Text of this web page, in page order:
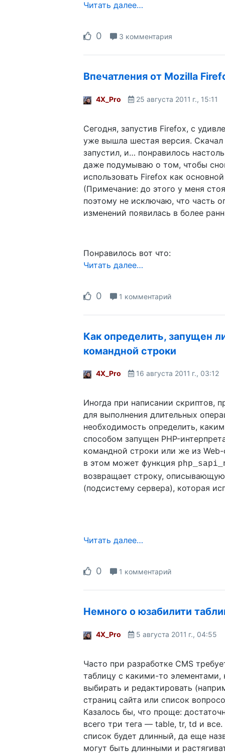
Читать далее…
0 3 комментария
Впечатления от Mozilla
4X_Pro 25 августа 2011 г., 15:11
Сегодня, запустив Firefox, с
уже вышла шестая версия. Скачал
запустил, и… понравилось
даже подумываю о том, чтобы
использовать Firefox как
(Примечание: до этого у меня
поэтому не исключаю, что часть
изменений появилась в более
Понравилось вот что:
Читать далее…
0 1 комментарий
Как определить, запущен
командной строки
4X_Pro 16 августа 2011 г., 03:12
Иногда при написании скриптов,
для выполнения длительных
необходимость определить,
способом запущен PHP-
командной строки или же из
в этом может функция
возвращает строку, описывающую
(подсистему сервера), которая
Читать далее…
0 1 комментарий
Немного о юзабилити
4X_Pro 5 августа 2011 г., 04:55
Часто при разработке CMS
таблицу с какими-то
выбирать и редактировать
страниц сайта или список
Казалось бы, что проще:
всего три тега — table, tr, td и
список будет длинный, да еще
могут быть длинными и